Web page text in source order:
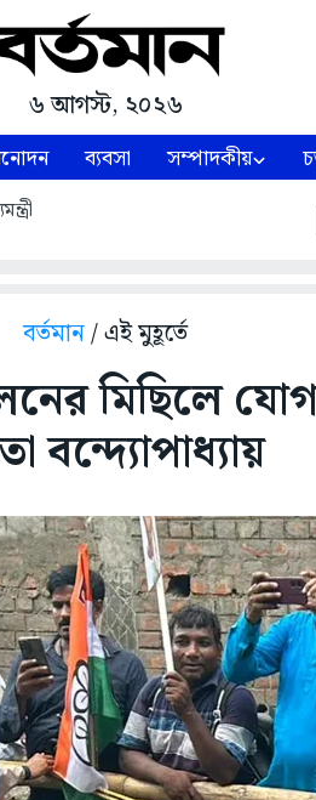
৬ আগস্ট, ২০২৬
ব্যবসা সম্পাদকীয়
বর্তমান/ এই মুহূর্তে
মিছিলে যোগ
বন্দ্যোপাধ্যায়